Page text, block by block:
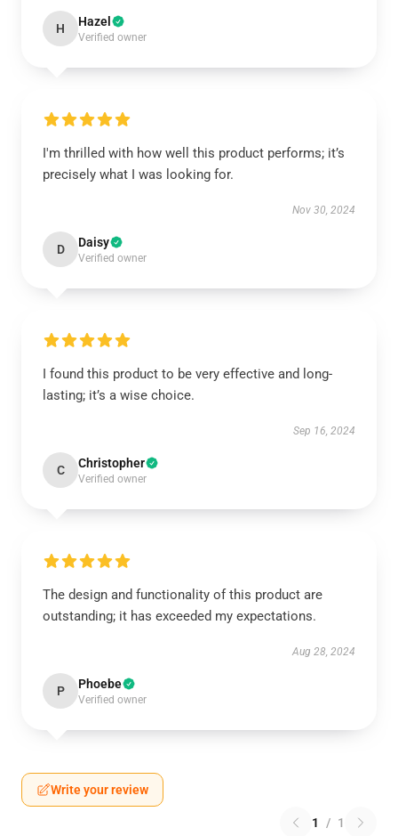
H Hazel
Verified owner
I'm thrilled with how well this product performs; it’s
precisely what I was looking for.
Nov 30, 2024
D Daisy
Verified owner
I found this product to be very effective and long-
lasting; it’s a wise choice.
Sep 16, 2024
C Christopher
Verified owner
The design and functionality of this product are
outstanding; it has exceeded my expectations.
Aug 28, 2024
P Phoebe
Verified owner
Write your review
1 / 1